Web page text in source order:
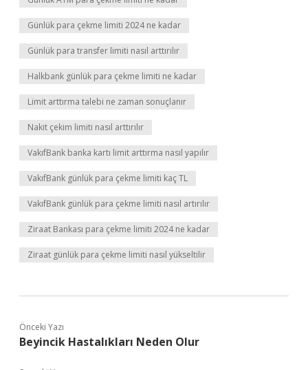
Günlük para çekme limiti 2024 ne kadar
Günlük para transfer limiti nasıl arttırılır
Halkbank günlük para çekme limiti ne kadar
Limit arttırma talebi ne zaman sonuçlanır
Nakit çekim limiti nasıl arttırılır
VakıfBank banka kartı limit arttırma nasıl yapılır
VakıfBank günlük para çekme limiti kaç TL
VakıfBank günlük para çekme limiti nasıl artırılır
Ziraat Bankası para çekme limiti 2024 ne kadar
Ziraat günlük para çekme limiti nasıl yükseltilir
Önceki Yazı
Beyincik Hastalıkları Neden Olur